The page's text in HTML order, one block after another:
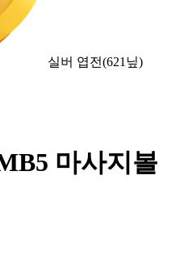
실버 엽전(621 닢)
마사지볼